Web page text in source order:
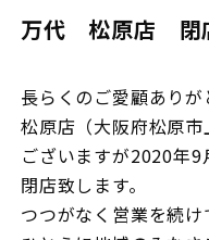
万代 松原店 閉
長らくのご愛顧ありが
松原店（大阪府松原
ございますが2020年
閉店致します。
つつがなく営業を続け